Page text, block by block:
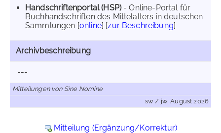
Handschriftenportal (HSP)- Online-Portal für
Buchhandschriften des Mittelalters in deutschen
Sammlungen [online] [zur Beschreibung]
Archivbeschreibung
---
Mitteilungen von Sine Nomine
sw / jw, August 2026
Mitteilung (Ergänzung/Korrektur)